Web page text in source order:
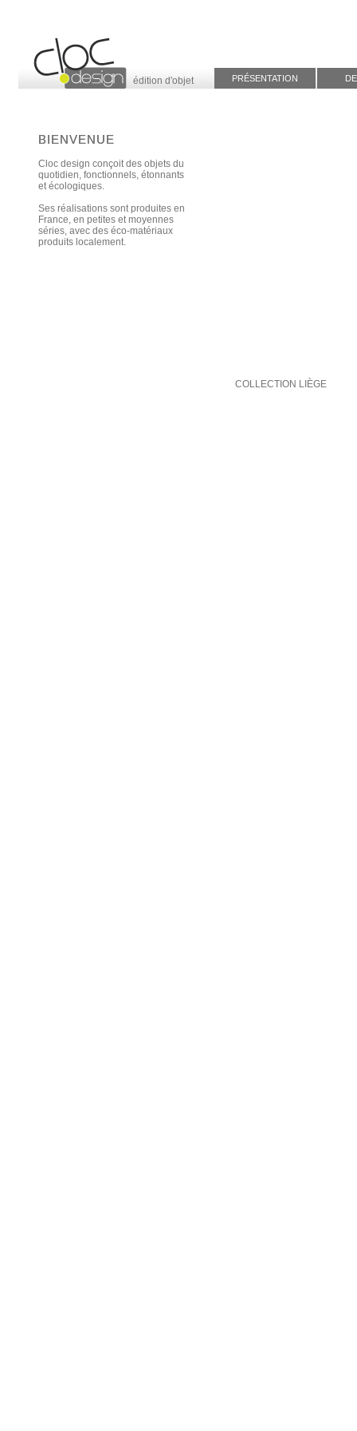
édition d'objet PRÉSENTATION
BIENVENUE
BIENVENUE
Cloc design conçoit des objets du
quotidien, fonctionnels, étonnants
et écologiques.
Ses réalisations sont produites en
France, en petites et moyennes
séries, avec des éco-matériaux
produits localement.
COLLECTION LIÈGE